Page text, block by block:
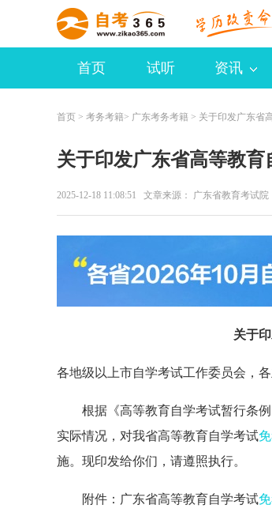
首页 试听 资讯
首页 > 考务考籍> 广东考务考籍 > 关于印发广东省
关于印发广东省高等教
2025-12-18 11:08:51 文章来源： 广东省教育考试院
关于
各地级以上市自学考试工作委员会，各
根据《高等教育自学考试暂行条
实际情况，对我省高等教育自学考试
施。现印发给你们，请遵照执行。
附件：广东省高等教育自学考试